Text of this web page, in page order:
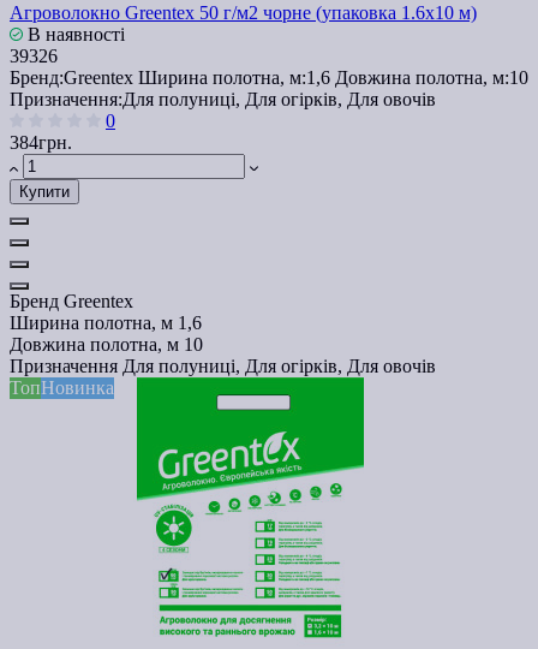
Агроволокно Greentex 50 г/м2 чорне (упаковка 1.6x10 м)
В наявності
39326
Бренд:Greentex Ширина полотна, м:1,6 Довжина полотна, м:10
Призначення:Для полуниці, Для огірків, Для овочів
0
384грн.
Купити
Бренд Greentex
Ширина полотна, м 1,6
Довжина полотна, м 10
Призначення Для полуниці, Для огірків, Для овочів
ТопНовинка